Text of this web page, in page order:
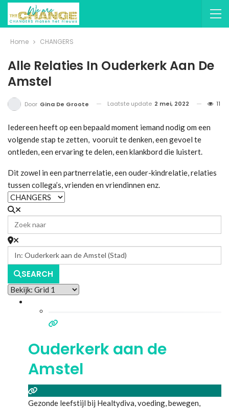
Home CHANGERS
Alle Relaties In Ouderkerk Aan De
Amstel
Door Gina De Groote Laatste update 2 mei, 2022 11
Iedereen heeft op een bepaald moment iemand nodig om een
volgende stap te zetten, vooruit te denken, een gevoel te
ontleden, een ervaring te delen, een klankbord die luistert.
Dit zowel in een partnerrelatie, een ouder-kindrelatie, relaties
tussen collega’s, vrienden en vriendinnen enz.
SEARCH
Ouderkerk aan de
Amstel
Gezonde leefstijl bij Healtydiva, voeding, bewegen,